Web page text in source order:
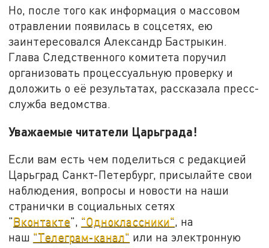
Но, после того как информация о массовом
отравлении появилась в соцсетях, ею
заинтересовался Александр Бастрыкин.
Глава Следственного комитета поручил
организовать процессуальную проверку и
доложить о её результатах, рассказала пресс-
служба ведомства.
Уважаемые читатели Царьграда!
Если вам есть чем поделиться с редакцией
Царьград Санкт-Петербург, присылайте свои
наблюдения, вопросы и новости на наши
странички в социальных сетях
"Вконтакте", "Одноклассники", на
наш "Телеграм-канал" или на электронную